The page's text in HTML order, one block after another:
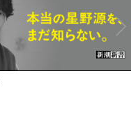
Ne
xt